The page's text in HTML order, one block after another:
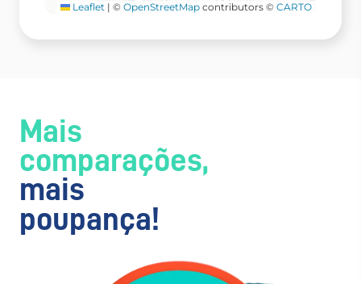
Leaflet | © OpenStreetMap contributors © CARTO
Mais
comparações,
mais
poupança!